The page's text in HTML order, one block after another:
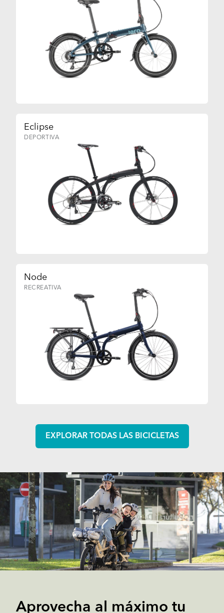
Eclipse
DEPORTIVA
Node
RECREATIVA
EXPLORAR TODAS LAS BICICLETAS
Aprovecha al máximo tu